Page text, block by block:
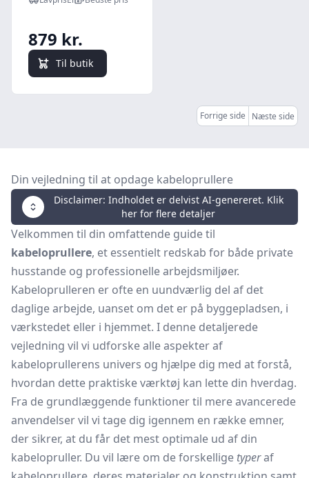
x 1,5 mm², 10
879 kr.
Til butik
Forrige side Næste side
Din vejledning til at opdage kabeloprullere
Disclaimer: Indholdet er delvist AI-genereret. Klik
her for flere detaljer
Velkommen til din omfattende guide til
kabeloprullere, et essentielt redskab for både private
husstande og professionelle arbejdsmiljøer.
Kabeloprulleren er ofte en uundværlig del af det
daglige arbejde, uanset om det er på byggepladsen, i
værkstedet eller i hjemmet. I denne detaljerede
vejledning vil vi udforske alle aspekter af
kabeloprullerens univers og hjælpe dig med at forstå,
hvordan dette praktiske værktøj kan lette din hverdag.
Fra de grundlæggende funktioner til mere avancerede
anvendelser vil vi tage dig igennem en række emner,
der sikrer, at du får det mest optimale ud af din
kabelopruller. Du vil lære om de forskellige typeraf